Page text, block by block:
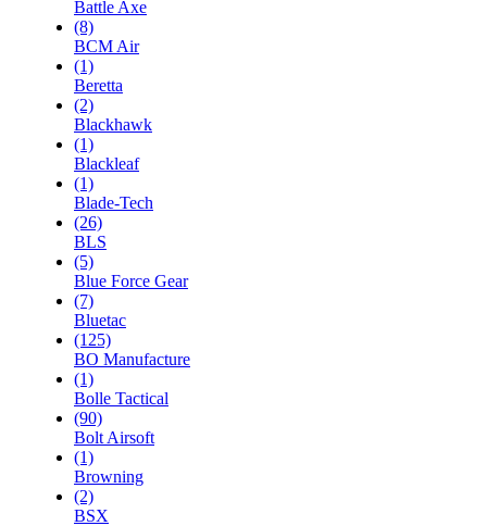
Battle Axe
(8)
BCM Air
(1)
Beretta
(2)
Blackhawk
(1)
Blackleaf
(1)
Blade-Tech
(26)
BLS
(5)
Blue Force Gear
(7)
Bluetac
(125)
BO Manufacture
(1)
Bolle Tactical
(90)
Bolt Airsoft
(1)
Browning
(2)
BSX